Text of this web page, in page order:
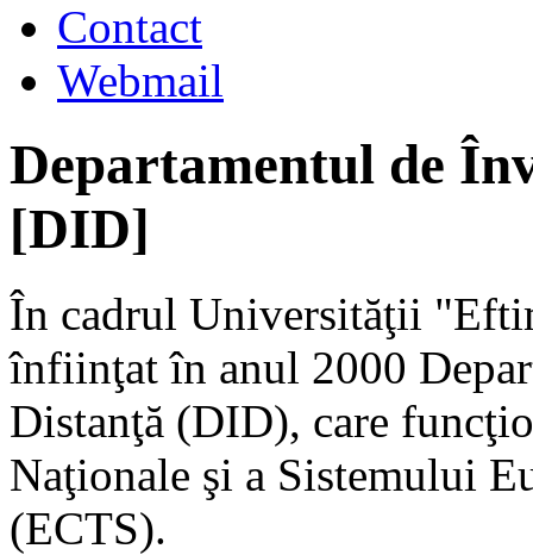
Contact
Webmail
Departamentul de
[DID]
În cadrul Universităţii
înfiinţat în anul 2000
Distanţă (DID), care
Naţionale şi a Sistemului
(ECTS).